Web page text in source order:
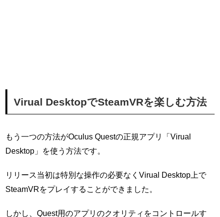
Virual DesktopでSteamVRを楽しむ方法
もう一つの方法がOculus Questの正規アプリ「Virual
Desktop」を使う方法です。
リリース当初は特別な操作の必要なくVirual Desktop上で
SteamVRをプレイすることができました。
しかし、Quest用のアプリのクオリティをコントロールす